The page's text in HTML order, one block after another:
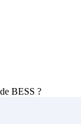
BESS ?